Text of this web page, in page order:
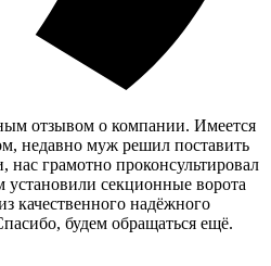
отзывом о компании. Имеется
недавно муж решил поставить
грамотно проконсультировал
установили секционные ворота
качественного надёжного
будем обращаться ещё.